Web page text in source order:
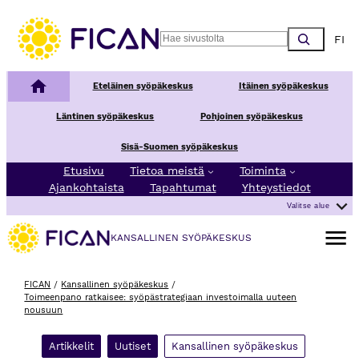
Search
Kansallinen syöpäkeskusEteläinen syöpäkeskus Itäinen syöpäkeskus
Läntinen syöpäkeskus Pohjoinen syöpäkeskus
Sisä-Suomen syöpäkeskus
Etusivu Tietoa meistä
Toiminta
Ajankohtaista
Tapahtumat Yhteystiedot
Valitse alue
KANSALLINEN SYÖPÄKESKUS
Avaa
FICAN / Kansallinen syöpäkeskus /
Toimeenpano ratkaisee: syöpästrategiaan investoimalla uuteen
nousuun
Artikkelit Uutiset Kansallinen syöpäkeskus